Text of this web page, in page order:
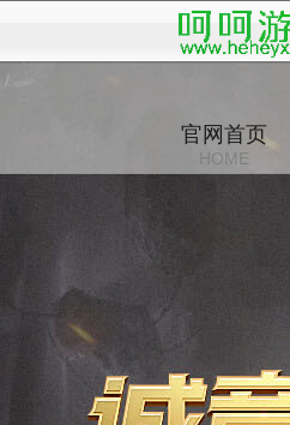
官网首页
HOME